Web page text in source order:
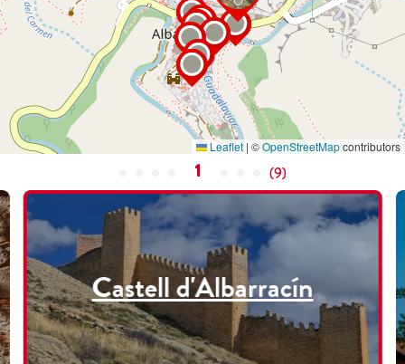
Leaflet | ©OpenStreetMapcontributors
1 (9)
Castell d'Albarracín